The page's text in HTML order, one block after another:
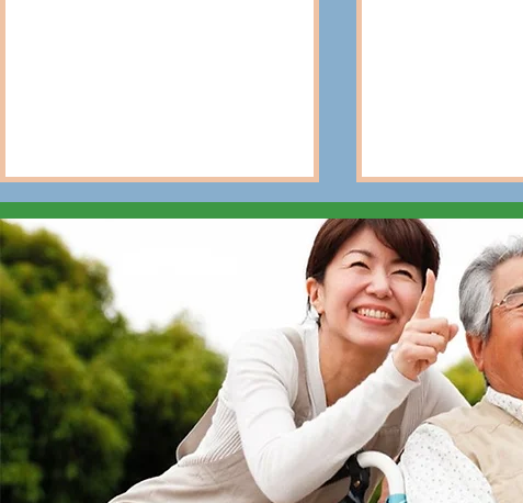
Fatiga por compasión vs.
agotamiento: una guía
para cuidadores
Actividades
diaria 101:
el baño